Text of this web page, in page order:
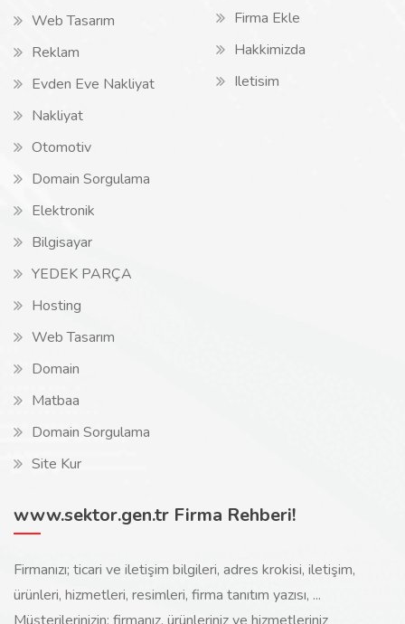
Web Tasarım
Reklam
Evden Eve Nakliyat
Nakliyat
Otomotiv
Domain Sorgulama
Elektronik
Bilgisayar
YEDEK PARÇA
Hosting
Web Tasarım
Domain
Matbaa
Domain Sorgulama
Site Kur
Firma Ekle
Hakkimizda
Iletisim
www.sektor.gen.tr Firma Rehberi!
Firmanızı; ticari ve iletişim bilgileri, adres krokisi, iletişim,
ürünleri, hizmetleri, resimleri, firma tanıtım yazısı, ...